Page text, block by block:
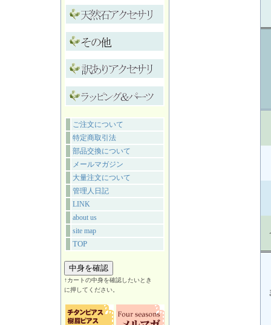
ご注文について
特定商取引法
部品交換について
メールマガジン
大量注文について
管理人日記
LINK
about us
site map
TOP
↑カートの中身を確認したいとき
に押してください。